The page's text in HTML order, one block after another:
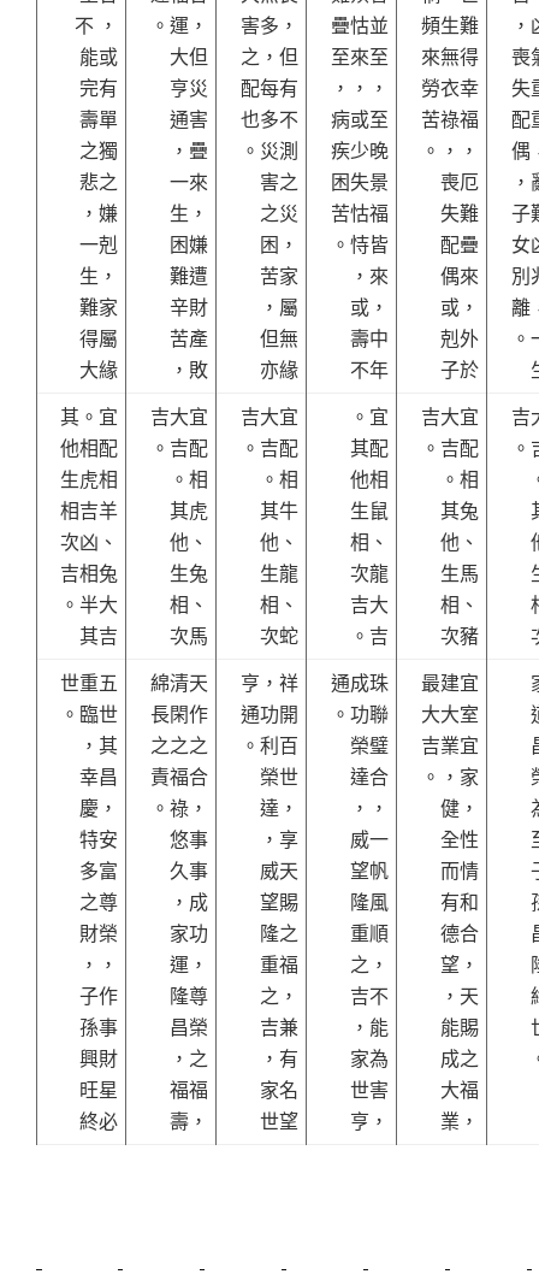
不 ，
能或
完有
壽單
之獨
悲之
，嫌
一剋
生，
難家
得屬
大緣
。運，
大但
亨災
通害
，疊
一來
生，
困嫌
難遭
辛財
苦產
，敗
害多，
之，但
配每有
也多不
。災測
害之
之災
困，
苦家
，屬
但無
亦緣
疊怙並
至來至
，，，
病或至
疾少晚
困失景
苦怙福
。恃皆
，來
或，
壽中
不年
頻生難
來無得
勞衣幸
苦祿福
。，，
喪厄
失難
配疊
偶來
或，
剋外
子於
喪
失
配
偶
子
女
別
離
其。宜
他相配
生虎相
相吉羊
次凶、
吉相兔
。半大
其吉
吉大宜
。吉配
。相
其虎
他、
生兔
相、
次馬
吉大宜
。吉配
。相
其牛
他、
生龍
相、
次蛇
。宜
其配
他相
生鼠
相、
次龍
吉大
。吉
吉大宜
。吉配
。相
其兔
他、
生馬
相、
次豬
吉
世重五
。臨世
，其
幸昌
慶，
特安
多富
之尊
財榮
，，
子作
孫事
興財
旺星
終必
綿清天
長閑作
之之之
責福合
。祿，
悠事
久事
，成
家功
運，
隆尊
昌榮
，之
福福
壽，
亨，祥
通功開
。利百
榮世
達，
，享
威天
望賜
隆之
重福
之，
吉兼
，有
家名
世望
通成珠
。功聯
榮璧
達合
，，
威一
望帆
隆風
重順
之，
吉不
，能
家為
世害
亨，
最建宜
大大室
吉業宜
。，家
健，
全性
而情
有和
德合
望，
，天
能賜
成之
大福
業，